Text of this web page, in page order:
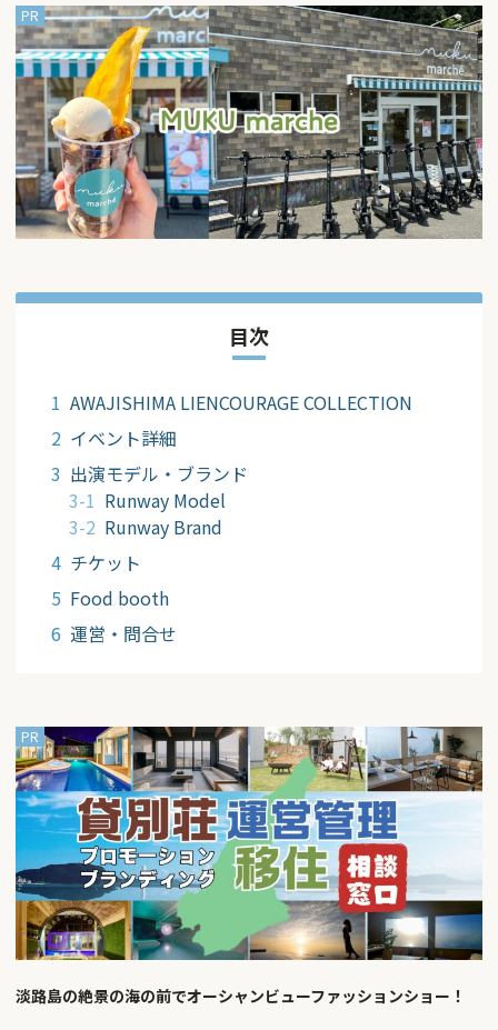
目次
AWAJISHIMA LIENCOURAGE COLLECTION
イベント詳細
出演モデル・ブランド
Runway Model
Runway Brand
チケット
Food booth
運営・問合せ
淡路島の絶景の海の前でオーシャンビューファッションショー！